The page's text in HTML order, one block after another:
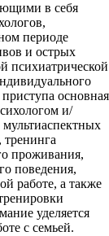
в себя
периоде
и острых
психиатрической
основная
и/
проживания,
поведения,
работе, а также
уделяется
с семьей.